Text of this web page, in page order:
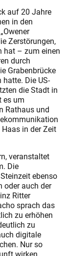
auf 20 Jahre
in den
Zerstörungen,
hat – zum einen
durch
Grabenbrücke
Die US-
die Stadt in
es um
Rathaus und
in der Zeit
veranstaltet
Die
ebenso
oder auch der
Ritter
sprach das
zu erhöhen
zu
digitale
Nur so